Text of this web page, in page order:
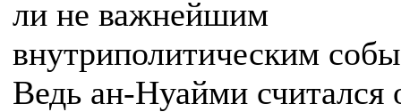
ли не важнейшим
внутриполитическим
Ведь ан-Нуайми считался